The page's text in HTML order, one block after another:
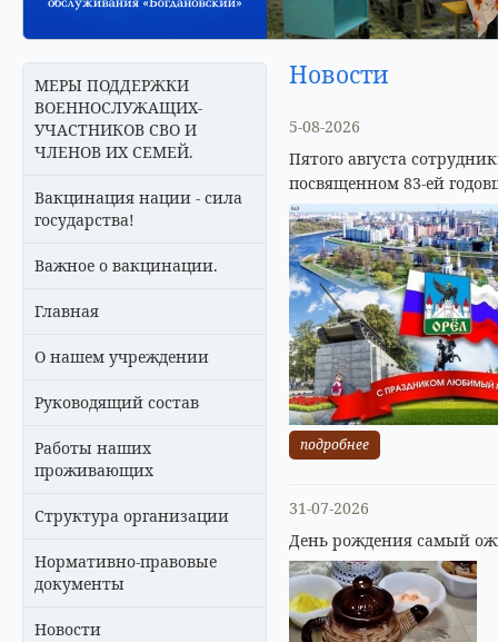
МЕРЫ ПОДДЕРЖКИ
ВОЕННОСЛУЖАЩИХ-
УЧАСТНИКОВ СВО И
ЧЛЕНОВ ИХ СЕМЕЙ.
Вакцинация нации - сила
государства!
Важное о вакцинации.
Главная
О нашем учреждении
Руководящий состав
Работы наших
проживающих
Структура организации
Нормативно-правовые
документы
Новости
Новости
5-08-2026
Пятого августа
посвященном 83-ей
подробнее
31-07-2026
День рождения самый